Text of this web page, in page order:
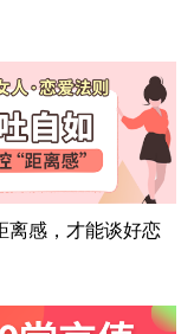
12分钟前
咨询，已获得专属情感
41分钟前
面咨询，已获得专属情感
离感，才能谈好恋